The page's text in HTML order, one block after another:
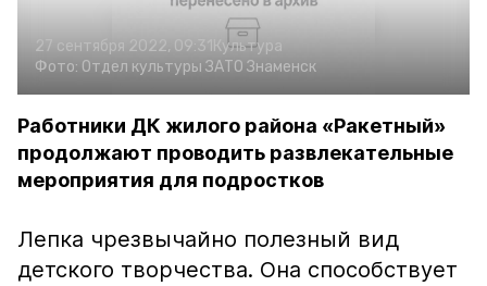
27 сентября 2022, 09:31 Культура
Фото: Отдел культуры ЗАТО Знаменск
Работники ДК жилого района «Ракетный»
продолжают проводить развлекательные
мероприятия для подростков
Лепка чрезвычайно полезный вид
детского творчества. Она способствует